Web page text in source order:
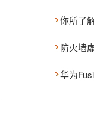
你所了
防火墙
华为